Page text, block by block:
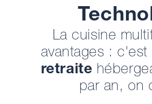
La cuisine
avantages :
retraite
par an, on